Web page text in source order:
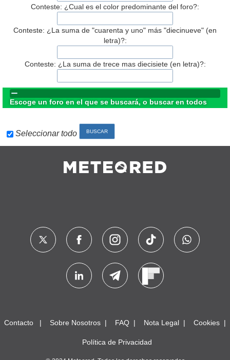
Conteste: ¿Cual es el color predominante del foro?:
Conteste: ¿La suma de "cuarenta y uno" más "diecinueve" (en
letra)?:
Conteste: ¿La suma de trece mas diecisiete (en letra)?:
Escoge un foro en el que se buscará, o buscar en todos
Seleccionar todo
Contacto Sobre Nosotros FAQ Nota Legal Cookies
Política de Privacidad